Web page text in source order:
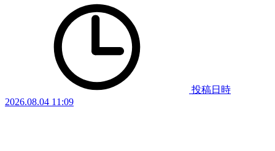
投稿日時
2026.08.04 11:09